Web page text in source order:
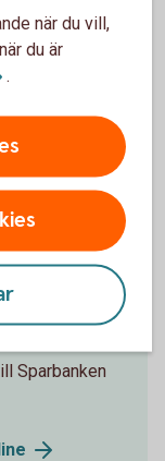
Sparbanken
när du vill,
du är
.